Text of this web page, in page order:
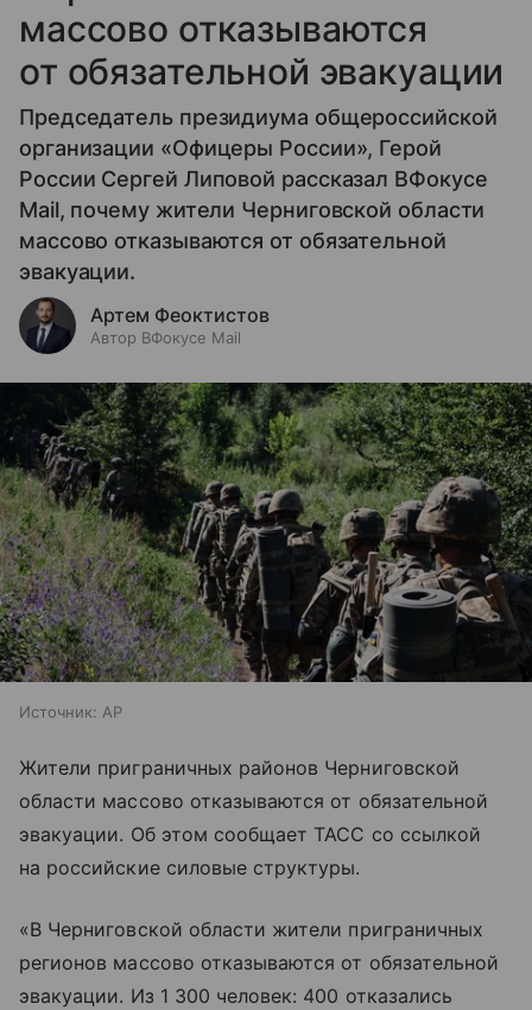
массово отказываются
от обязательной эвакуации
Председатель президиума общероссийской
организации «Офицеры России», Герой
России Сергей Липовой рассказал ВФокусе
Mail, почему жители Черниговской области
массово отказываются от обязательной
эвакуации.
Артем Феоктистов
Автор ВФокусе Mail
Источник: AP
Жители приграничных районов Черниговской
области массово отказываются от обязательной
эвакуации. Об этом сообщает ТАСС со ссылкой
на российские силовые структуры.
«В Черниговской области жители приграничных
регионов массово отказываются от обязательной
эвакуации. Из 1 300 человек: 400 отказались